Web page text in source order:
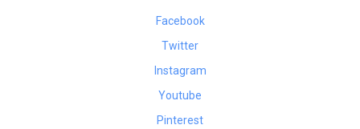
Facebook
Twitter
Instagram
Youtube
Pinterest